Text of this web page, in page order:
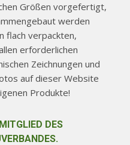
Größen vorgefertigt,
werden
flach verpackten,
erforderlichen
Zeichnungen und
auf dieser Website
Produkte!
DES